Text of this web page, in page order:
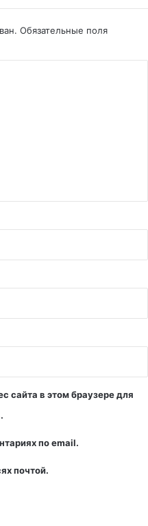
Обязательные поля
сайта в этом браузере для
по email.
почтой.